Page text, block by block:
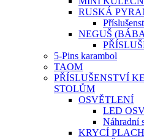
RUSKÁ
NEGUŠ
5-Pins karambol
TAOM
PŘÍSLUŠENSTVÍ
STOLŮM
OSVĚTLENÍ
LED
Náhradní
KRYCÍ